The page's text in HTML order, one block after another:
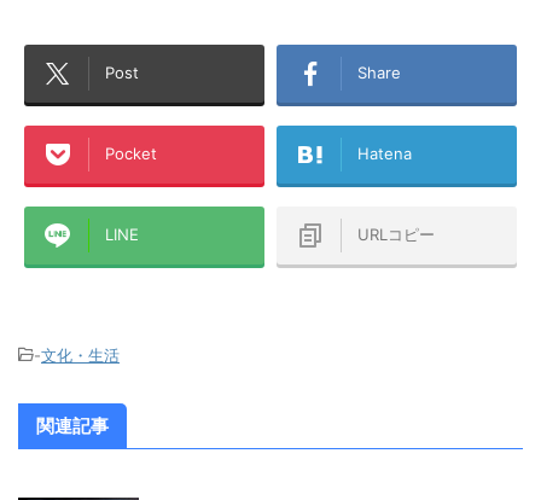
Post Share
Pocket Hatena
LINE URLコピー
-文化・生活
関連記事